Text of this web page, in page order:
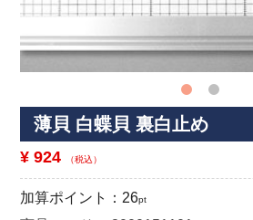
薄貝 白蝶貝 裏白止め
¥ 924 （税込）
加算ポイント： 26pt